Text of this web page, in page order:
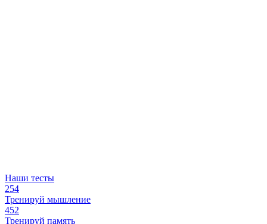
Наши тесты
254
Тренируй мышление
452
Тренируй память